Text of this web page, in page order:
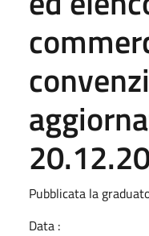
Pubblicata la
Data :